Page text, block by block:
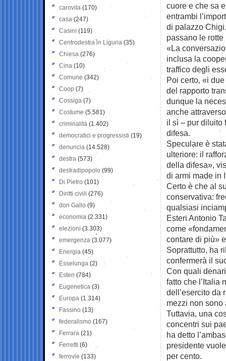
cuore e che sa
entrambi
di palazzo
passano le rotte
«La
inclusa la
traffico degli
Poi certo, «i
del rapporto
dunque la
anche
il sì – pur diluito
difesa.
Speculare è
ulteriore: il
della difesa»,
di armi made in
Certo è che al
conservativa:
qualsiasi
Esteri Antonio
come
contare di più»
Soprattutto, ha
confermerà il
Con quali
fatto che l’Italia
dell’esercito da
mezzi non sono
Tuttavia, una
concentri sui
ha detto
presidente
per cento.
carovita (170)
casa (247)
Casini (119)
Centrodestra in Liguria (35)
Chiesa (276)
Cina (10)
Comune (342)
Coop (7)
Cossiga (7)
Costume (5.581)
criminalità (1.402)
democratici e progressisti (19)
denuncia (14.528)
destra (573)
destradipopolo (99)
Di Pietro (101)
Diritti civili (276)
don Gallo (9)
economia (2.331)
elezioni (3.303)
emergenza (3.077)
Energia (45)
Esselunga (2)
Esteri (784)
Eugenetica (3)
Europa (1.314)
Fassino (13)
federalismo (167)
Ferrara (21)
Ferretti (6)
ferrovie (133)